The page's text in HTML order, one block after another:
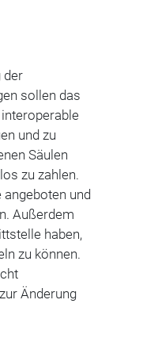
der
sollen das
und zu
Säulen
zu zahlen.
und
Außerdem
haben,
zu können.
Änderung